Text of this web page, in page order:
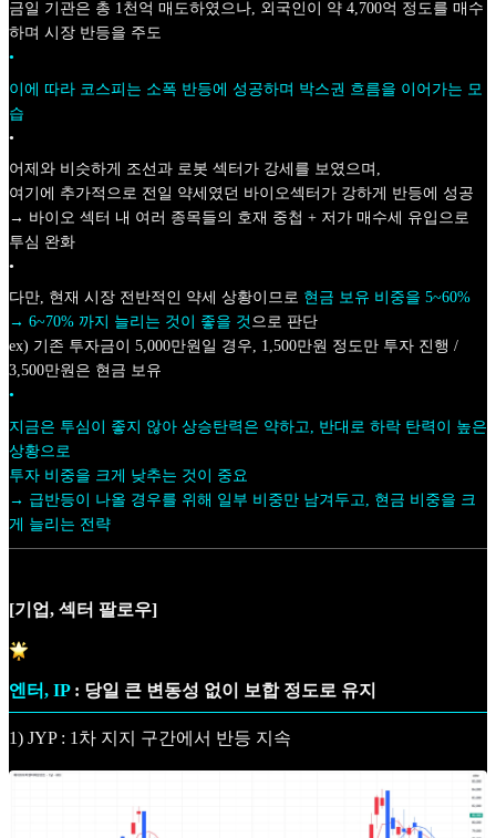
금일 기관은 총 1천억 매도하였으나, 외국인이 약 4,700억 정도를 매수
하며 시장 반등을 주도
•
이에 따라 코스피는 소폭 반등에 성공하며 박스권 흐름을 이어가는 모
습
•
어제와 비슷하게 조선과 로봇 섹터가 강세를 보였으며,
여기에 추가적으로 전일 약세였던 바이오섹터가 강하게 반등에 성공
→ 바이오 섹터 내 여러 종목들의 호재 중첩 + 저가 매수세 유입으로
투심 완화
•
다만, 현재 시장 전반적인 약세 상황이므로 현금 보유 비중을 5~60%
→ 6~70% 까지 늘리는 것이 좋을 것 으로 판단
ex) 기존 투자금이 5,000만원일 경우, 1,500만원 정도만 투자 진행 /
3,500만원은 현금 보유
•
지금은 투심이 좋지 않아 상승탄력은 약하고, 반대로 하락 탄력이 높은
상황으로
투자 비중을 크게 낮추는 것이 중요
→ 급반등이 나올 경우를 위해 일부 비중만 남겨두고, 현금 비중을 크
게 늘리는 전략
[기업, 섹터 팔로우]
엔터, IP: 당일 큰 변동성 없이 보합 정도로 유지
1) JYP : 1차 지지 구간에서 반등 지속